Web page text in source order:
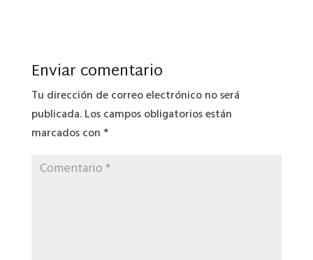
Enviar comentario
Tu dirección de correo electrónico no será
publicada. Los campos obligatorios están
marcados con*